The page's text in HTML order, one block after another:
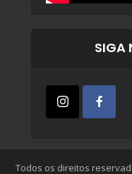
SIGA
Todos os direitos